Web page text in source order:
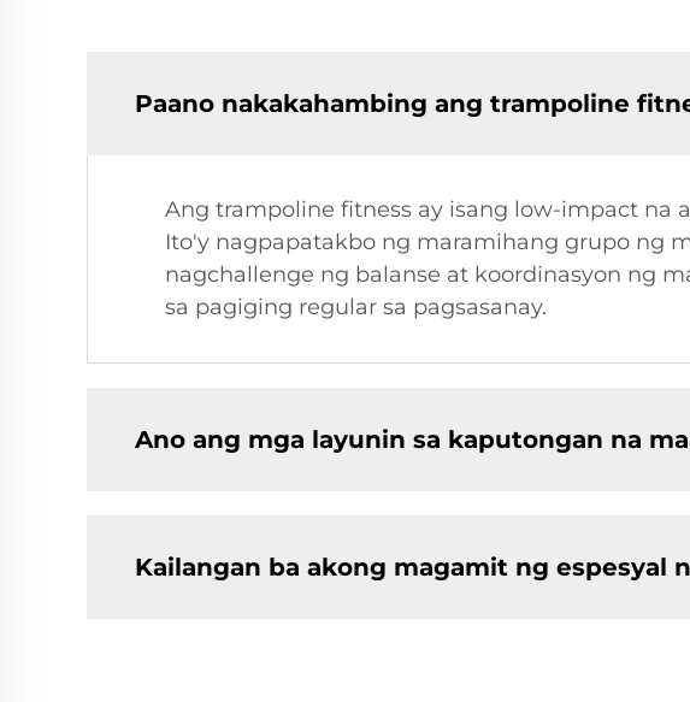
Paano nakakahambing ang trampoline
Ang trampoline fitness ay isang low-impact na
Ito'y nagpapatakbo ng maramihang grupo ng
nagchallenge ng balanse at koordinasyon ng
sa pagiging regular sa pagsasanay.
Ano ang mga layunin sa kaputongan na
Kailangan ba akong magamit ng espesyal